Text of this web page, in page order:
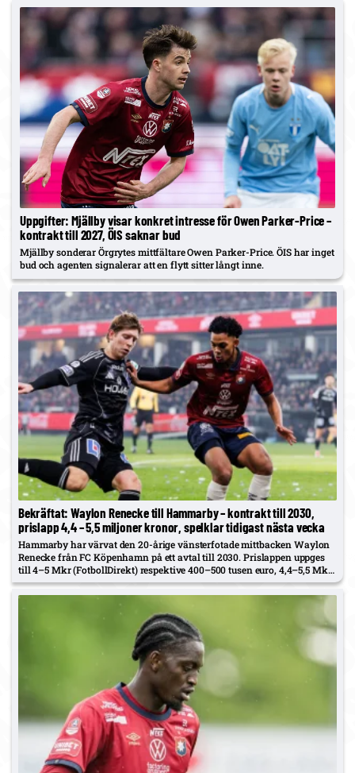
Uppgifter: Mjällby visar konkret intresse för Owen Parker-Price –
kontrakt till 2027, ÖIS saknar bud
Mjällby sonderar Örgrytes mittfältare Owen Parker-Price. ÖIS har inget
bud och agenten signalerar att en flytt sitter långt inne.
Bekräftat: Waylon Renecke till Hammarby – kontrakt till 2030,
prislapp 4,4 – 5,5 miljoner kronor, spelklar tidigast nästa vecka
Hammarby har värvat den 20-årige vänsterfotade mittbacken Waylon
Renecke från FC Köpenhamn på ett avtal till 2030. Prislappen uppges
till 4–5 Mkr (FotbollDirekt) respektive 400–500 tusen euro, 4,4–5,5 Mkr
(Tipsbladet via Fotbollskanalen).